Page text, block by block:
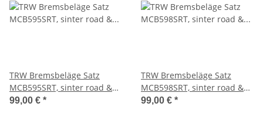
TRW Bremsbeläge Satz
MCB595SRT, sinter road &
track, mit ABE - aktuell
99,00 € *
TRW Bremsbeläge Satz
MCB598SRT, sinter road &
track, mit ABE - aktuell
99,00 € *